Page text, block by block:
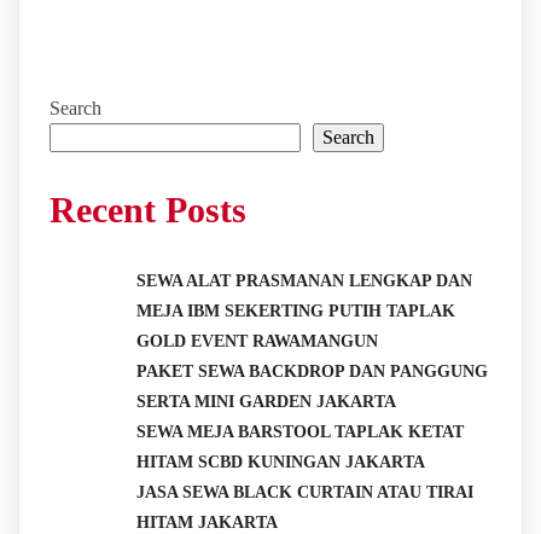
Search
Search
Recent Posts
SEWA ALAT PRASMANAN LENGKAP DAN
MEJA IBM SEKERTING PUTIH TAPLAK
GOLD EVENT RAWAMANGUN
PAKET SEWA BACKDROP DAN PANGGUNG
SERTA MINI GARDEN JAKARTA
SEWA MEJA BARSTOOL TAPLAK KETAT
HITAM SCBD KUNINGAN JAKARTA
JASA SEWA BLACK CURTAIN ATAU TIRAI
HITAM JAKARTA